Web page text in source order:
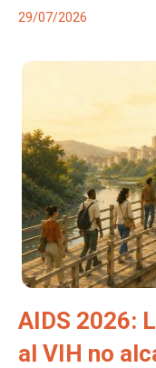
29/07/2026
AIDS 2026:
al VIH no